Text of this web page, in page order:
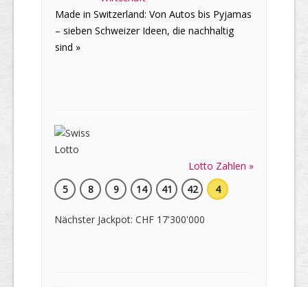
Made in Switzerland: Von Autos bis Pyjamas
– sieben Schweizer Ideen, die nachhaltig
sind »
Lotto Zahlen »
5
8 9 14 41 42 4
Nächster Jackpot: CHF 17'300'000